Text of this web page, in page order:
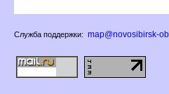
Служба поддержки: map@novosibirsk-